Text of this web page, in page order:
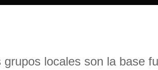
grupos locales son la base